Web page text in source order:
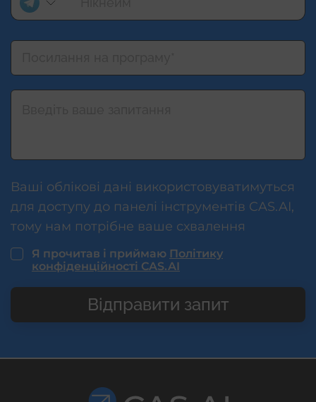
Ваші облікові дані використовуватимуться
для доступу до панелі інструментів CAS.AI,
тому нам потрібне ваше схвалення
Я прочитав і приймаю Політику
конфіденційності CAS.AI
Відправити запит